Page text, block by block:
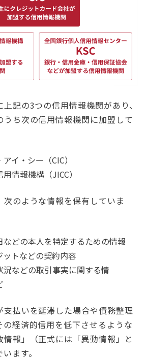
記の3つの信用情報機関があり、
ち次の信用情報機関に加盟して
イ・シー（CIC）
情報機構（JICC）
のような情報を保有していま
などの本人を特定するための情報
ットなどの契約内容
況などの取引事実に関する情
支払いを延滞した場合や債務整理
の経済的信用を低下させるような
報」（正式には「異動情報」と
ます。